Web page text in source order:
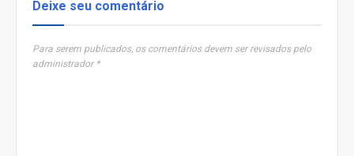
Deixe seu comentário
Para serem publicados, os comentários devem ser revisados pelo
administrador *